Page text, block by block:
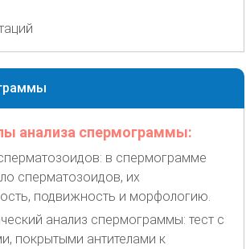
анализа спермограммы:
в спермограмме
сперматозоидов, их
подвижность и морфологию.
анализ спермограммы: тест с
покрытыми антителами к